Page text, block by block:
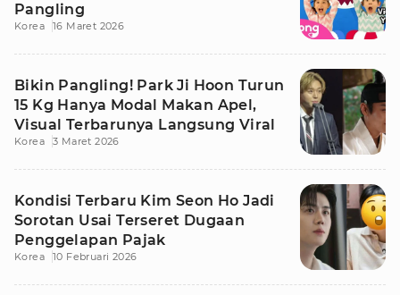
Pangling
Korea 16 Maret 2026
Bikin Pangling! Park Ji Hoon Turun
15 Kg Hanya Modal Makan Apel,
Visual Terbarunya Langsung Viral
Korea 3 Maret 2026
Kondisi Terbaru Kim Seon Ho Jadi
Sorotan Usai Terseret Dugaan
Penggelapan Pajak
Korea 10 Februari 2026